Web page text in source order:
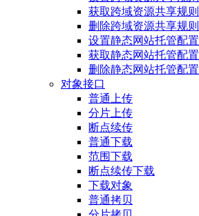
获取跨域资源共享规则
删除跨域资源共享规则
设置静态网站托管配置
获取静态网站托管配置
删除静态网站托管配置
对象接口
普通上传
分片上传
断点续传
普通下载
范围下载
断点续传下载
下载对象
普通拷贝